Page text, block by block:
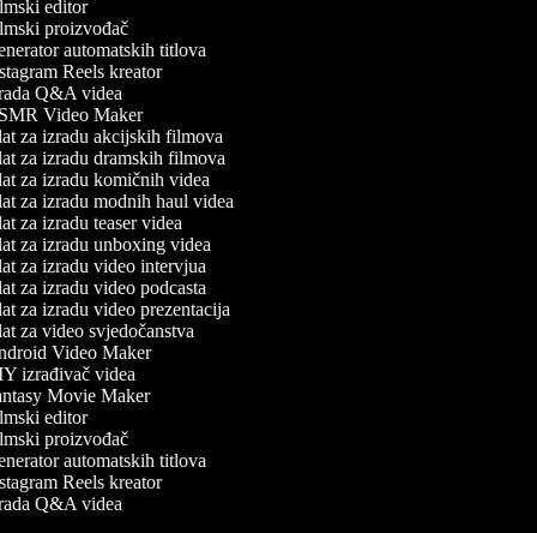
editor
proizvođač
automatskih titlova
Reels kreator
Q&A videa
Video Maker
za izradu akcijskih filmova
za izradu dramskih filmova
za izradu komičnih videa
za izradu modnih haul videa
za izradu teaser videa
za izradu unboxing videa
za izradu video intervjua
za izradu video podcasta
za izradu video prezentacija
za video svjedočanstva
Video Maker
izrađivač videa
Movie Maker
editor
proizvođač
automatskih titlova
Reels kreator
Q&A videa